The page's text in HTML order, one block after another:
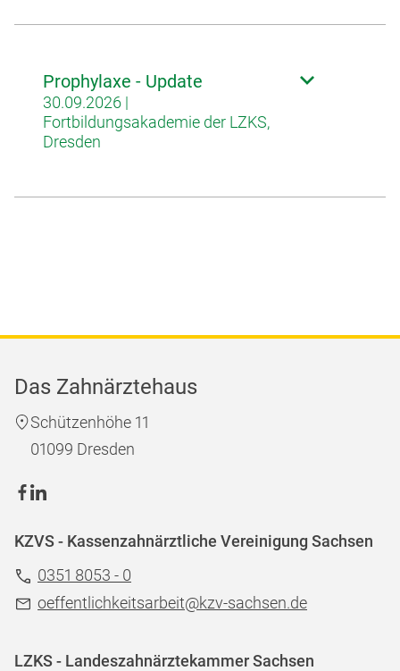
Prophylaxe - Update
30.09.2026 |
Fortbildungsakademie der LZKS,
Dresden
Das Zahnärztehaus
Schützenhöhe 11
01099 Dresden
KZVS - Kassenzahnärztliche Vereinigung Sachsen
0351 8053 - 0
oeffentlichkeitsarbeit@kzv-sachsen.de
LZKS - Landeszahnärztekammer Sachsen